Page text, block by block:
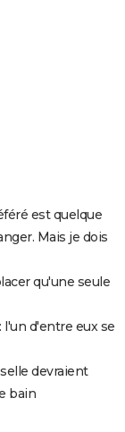
est quelque
Mais je dois
qu'une seule
l'un d'entre eux se
devraient
bain